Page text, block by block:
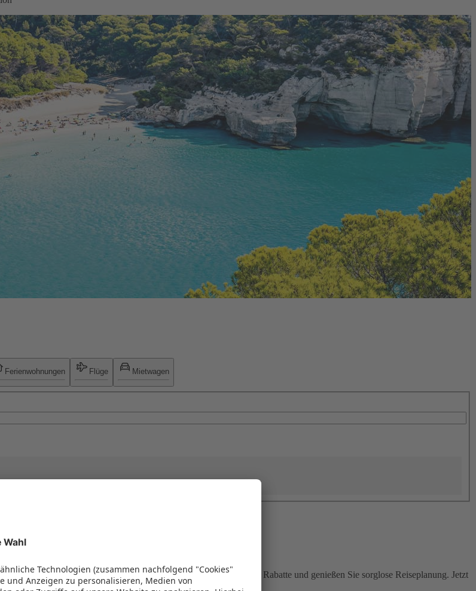
Ferienwohnungen Flüge Mietwagen
kombiniert werden – das spart Zeit und Geld. Nutzen Sie attraktive Rabatte und genießen Sie sorglose Reiseplanung. Jetzt